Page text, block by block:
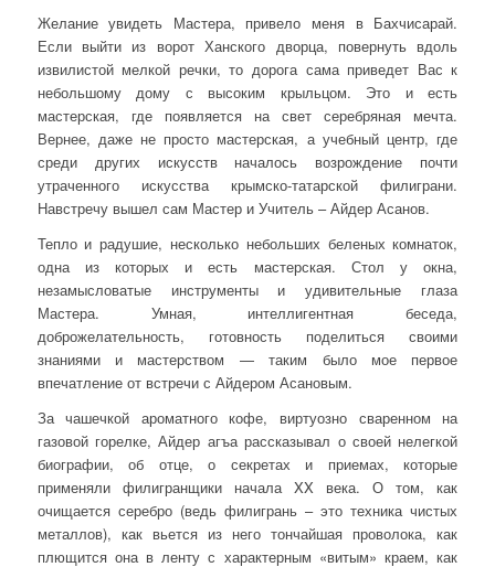
Желание увидеть Мастера, привело меня в Бахчисарай.
Если выйти из ворот Ханского дворца, повернуть вдоль
извилистой мелкой речки, то дорога сама приведет Вас к
небольшому дому с высоким крыльцом. Это и есть
мастерская, где появляется на свет серебряная мечта.
Вернее, даже не просто мастерская, а учебный центр, где
среди других искусств началось возрождение почти
утраченного искусства крымско-татарской филиграни.
Навстречу вышел сам Мастер и Учитель – Айдер Асанов.
Тепло и радушие, несколько небольших беленых комнаток,
одна из которых и есть мастерская. Стол у окна,
незамысловатые инструменты и удивительные глаза
Мастера. Умная, интеллигентная беседа,
доброжелательность, готовность поделиться своими
знаниями и мастерством — таким было мое первое
впечатление от встречи с Айдером Асановым.
За чашечкой ароматного кофе, виртуозно сваренном на
газовой горелке, Айдер агъа рассказывал о своей нелегкой
биографии, об отце, о секретах и приемах, которые
применяли филигранщики начала XX века. О том, как
очищается серебро (ведь филигрань – это техника чистых
металлов), как вьется из него тончайшая проволока, как
плющится она в ленту с характерным «витым» краем, как